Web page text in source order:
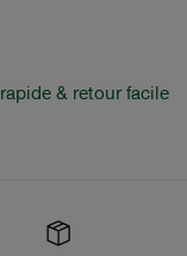
& retour facile